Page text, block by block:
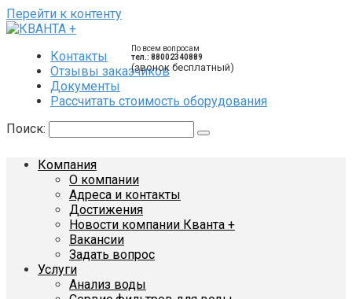
Перейти к контенту
По всем вопросам
тел.: 88002340889
(звонок бесплатный)
Контакты
Отзывы заказчиков
Документы
Рассчитать стоимость оборудования
Поиск:
Компания
О компании
Адреса и контакты
Достижения
Новости компании Кванта +
Вакансии
Задать вопрос
Услуги
Анализ воды